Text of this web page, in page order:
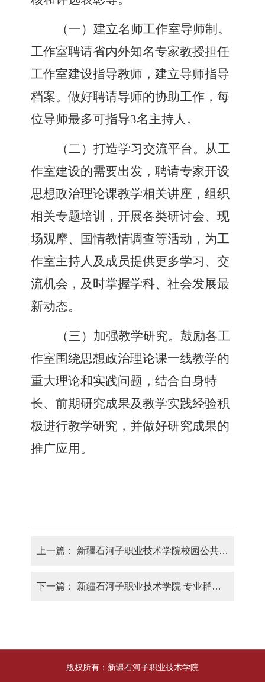
（一） 建立名师工作室导师制。
工作室聘请省内外知名专家教授担任
工作室建设指导教师， 建立导师指导
档案。做好聘请导师的协助工作， 每
位导师最多可指导3名主持人 。
（二） 打造学习交流平台。从工
作室建设的需要出发 ， 聘请专家开设
思想政治理论课教学相关讲座 ， 组织
相关专题培训
， 开展各类研讨会、现
场观摩、国情教情调查等活动 ， 为工
作室主持人及成员提供更多学习、交
流机会 ， 及时掌握学科、社会发展最
新动态。
（三） 加强教学研究。鼓励各工
作室围绕思想政治理论课一线教学的
重大理论和实践问题 ， 结合自身特
长、前期研究成果及教学实践经验积
极进行教学研究 ， 并做好研究成果的
推广应用。
上一篇： 新疆石河子职业技术学院校园公共环境卫生管理制度
下一篇： 新疆石河子职业技术学院 专业群带头人、专业带头人、课程负责人、骨干教师选拔、培养和管理办法
版权所有：新疆石河子职业技术学院